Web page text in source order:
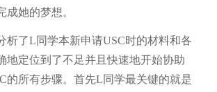
成她的梦想。
析了L同学本新申请USC时的材料和各
地定位到了不足并且快速地开始协助
的所有步骤。首先L同学最关键的就是